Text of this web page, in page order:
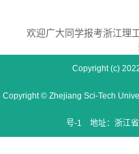
欢迎广大同学报考浙江理工
Copyright (c)
Copyright © Zhejiang Sci-Tech
号-1 地址：浙江省